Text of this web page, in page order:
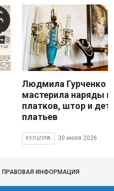
Людмила Гурченко
мастерила наряды
платков, штор и
платьев
КУЛЬТУРА 30 июля 2026
ПРАВОВАЯ ИНФОРМАЦИЯ